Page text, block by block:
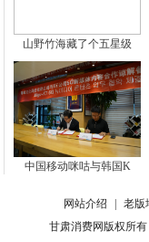
山野竹海藏了个五星级
中国移动咪咕与韩国K
网站介绍 老版
甘肃消费网版权所